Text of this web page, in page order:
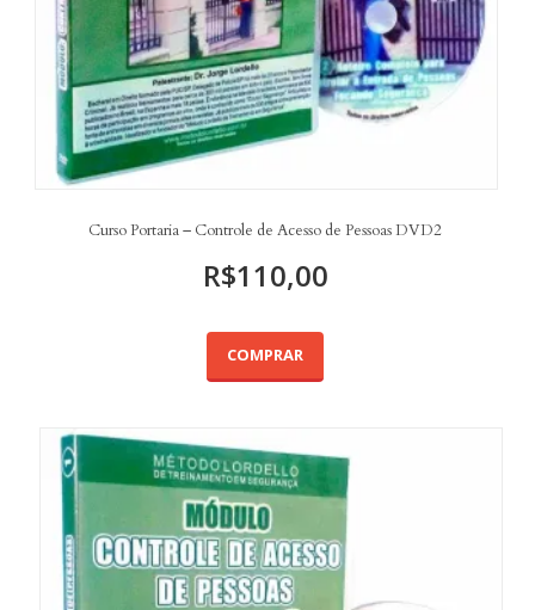
Curso Portaria – Controle de Acesso de Pessoas DVD2
R$110,00
COMPRAR